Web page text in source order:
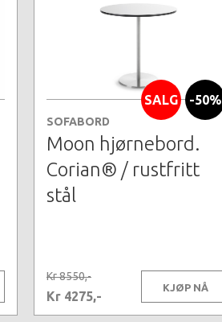
SALG -50%
SOFABORD
Moon hjørnebord.
Corian® / rustfritt
stål
Kr 8550,-
Kr 4275,-
KJØP NÅ